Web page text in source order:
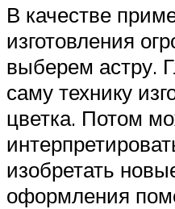
В качестве
изготовления
выберем астру.
саму технику
цветка. Потом
изобретать
оформления